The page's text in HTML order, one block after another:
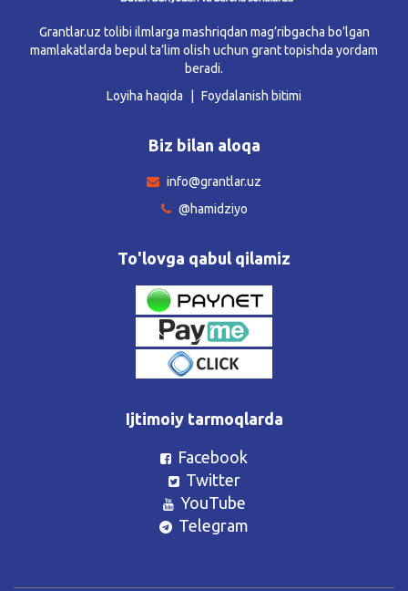
Grantlar.uz tolibi ilmlarga mashriqdan mag’ribgacha bo’lgan
mamlakatlarda bepul ta’lim olish uchun grant topishda yordam
beradi.
Loyiha haqida
Foydalanish bitimi
Biz bilan aloqa
info@grantlar.uz
@hamidziyo
To'lovga qabul qilamiz
Ijtimoiy tarmoqlarda
Facebook
Twitter
YouTube
Telegram